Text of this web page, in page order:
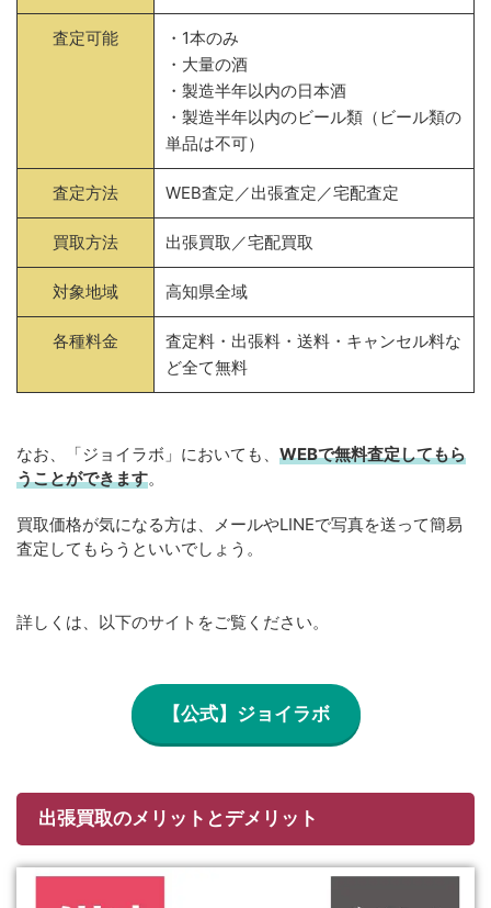
査定可能
・1本のみ
・大量の酒
・製造半年以内の日本酒
・製造半年以内のビール類（ビール類の
単品は不可）
査定方法 WEB査定／出張査定／宅配査定
買取方法 出張買取／宅配買取
対象地域 高知県全域
各種料金
査定料・出張料・送料・キャンセル料な
ど全て無料
なお、「ジョイラボ」においても、 WEBで無料査定してもら
うことができます。
買取価格が気になる方は、メールやLINEで写真を送って簡易
査定してもらうといいでしょう。
詳しくは、以下のサイトをご覧ください。
【公式】ジョイラボ
出張買取のメリットとデメリット